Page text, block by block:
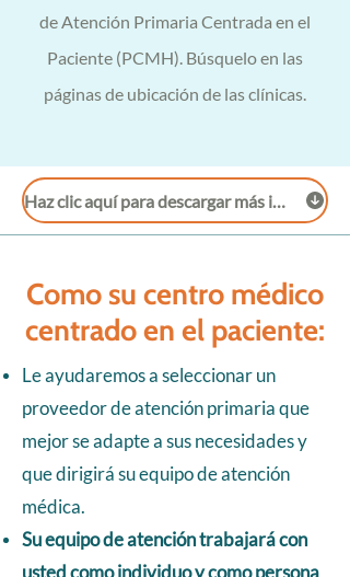
de Atención Primaria Centrada en el
Paciente (PCMH). Búsquelo en las
páginas de ubicación de las clínicas.
Haz clic aquí para descargar más información sobre PCMH
Como su centro médico
centrado en el paciente:
Le ayudaremos a seleccionar un
proveedor de atención primaria que
mejor se adapte a sus necesidades y
que dirigirá su equipo de atención
médica.
Su equipo de atención trabajará con
usted como individuo y como persona